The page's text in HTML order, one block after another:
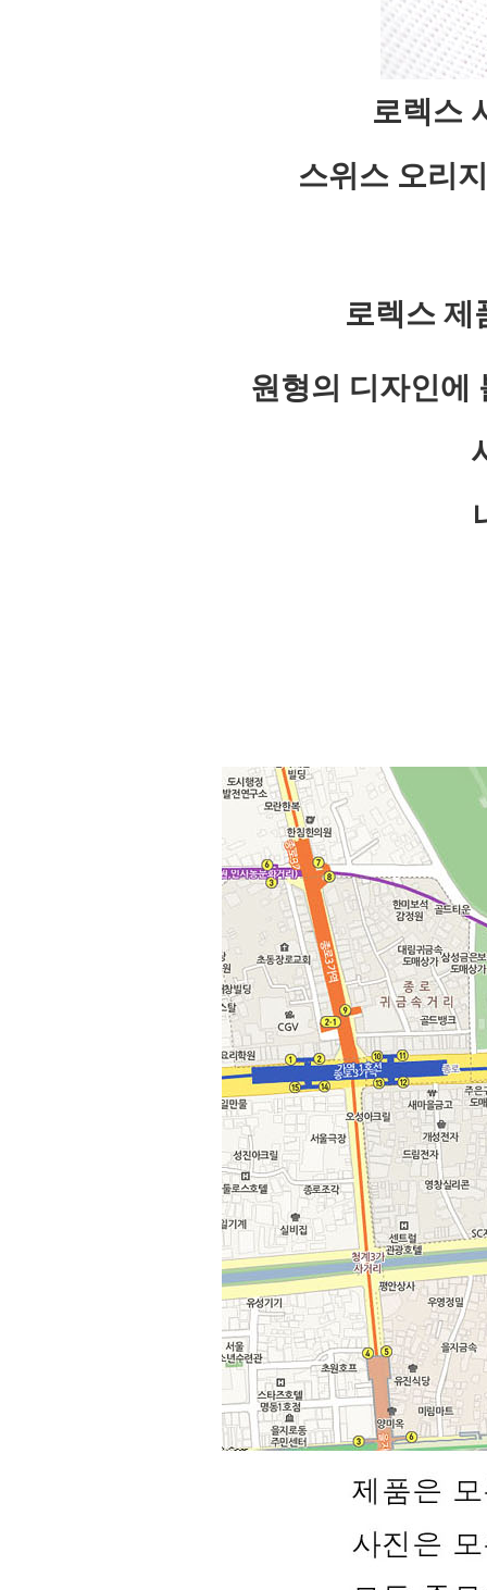
로렉스
스위스 오리
로렉스 제
원형의 디자인에